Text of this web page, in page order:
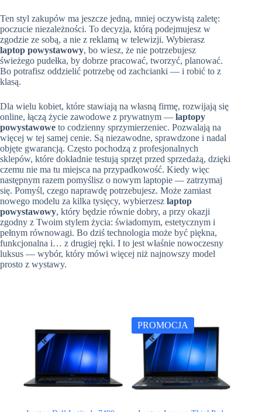
Ten styl zakupów ma jeszcze jedną, mniej oczywistą zaletę:
poczucie niezależności. To decyzja, którą podejmujesz w
zgodzie ze sobą, a nie z reklamą w telewizji. Wybierasz
laptop powystawowy, bo wiesz, że nie potrzebujesz
świeżego pudełka, by dobrze pracować, tworzyć, planować.
Bo potrafisz oddzielić potrzebę od zachcianki — i robić to z
klasą.
Dla wielu kobiet, które stawiają na własną firmę, rozwijają się
online, łączą życie zawodowe z prywatnym — laptopy
powystawowe to codzienny sprzymierzeniec. Pozwalają na
więcej w tej samej cenie. Są niezawodne, sprawdzone i nadal
objęte gwarancją. Często pochodzą z profesjonalnych
sklepów, które dokładnie testują sprzęt przed sprzedażą, dzięki
czemu nie ma tu miejsca na przypadkowość. Kiedy więc
następnym razem pomyślisz o nowym laptopie — zatrzymaj
się. Pomyśl, czego naprawdę potrzebujesz. Może zamiast
nowego modelu za kilka tysięcy, wybierzesz laptop
powystawowy, który będzie równie dobry, a przy okazji
zgodny z Twoim stylem życia: świadomym, estetycznym i
pełnym równowagi. Bo dziś technologia może być piękna,
funkcjonalna i… z drugiej ręki. I to jest właśnie nowoczesny
luksus — wybór, który mówi więcej niż najnowszy model
prosto z wystawy.
PROMOCJA